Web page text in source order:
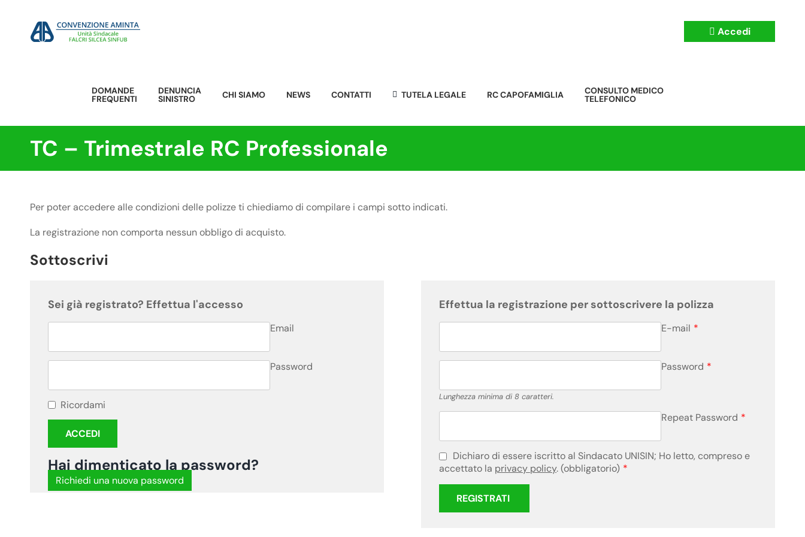
contenuto
DOMANDE
FREQUENTI
DENUNCIA
SINISTRO CHI SIAMO NEWS CONTATTI TUTELA LEGALE RC CAPOFAMIGLIA CONSULTO MEDICO
TELEFONICO
TC – Trimestrale RC Professionale
Per poter accedere alle condizioni delle polizze ti chiediamo di compilare i campi sotto indicati.
La registrazione non comporta nessun obbligo di acquisto.
Sottoscrivi
Sei già registrato? Effettua l'accesso
Email
Password
Ricordami
Hai dimenticato la password?
Richiedi una nuova password
Effettua la registrazione per sottoscrivere la polizza
E-mail *
Password *
Lunghezza minima di 8 caratteri.
Repeat Password *
Dichiaro di essere iscritto al Sindacato UNISIN; Ho letto, compreso e
accettato la privacy policy. (obbligatorio) *